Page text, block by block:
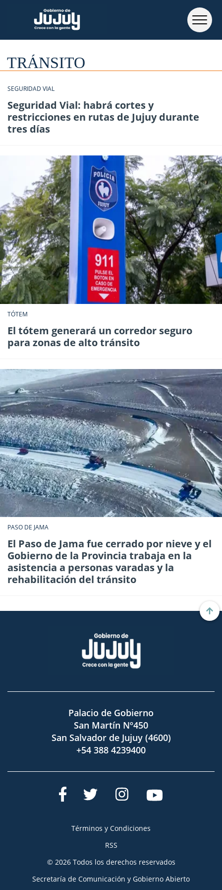
TRÁNSITO
SEGURIDAD VIAL
Seguridad Vial: habrá cortes y
restricciones en rutas de Jujuy durante
tres días
TÓTEM
El tótem generará un corredor seguro
para zonas de alto tránsito
PASO DE JAMA
El Paso de Jama fue cerrado por nieve y el
Gobierno de la Provincia trabaja en la
asistencia a personas varadas y la
rehabilitación del tránsito
Palacio de Gobierno
San Martín Nº450
San Salvador de Jujuy (4600)
+54 388 4239400
Términos y Condiciones
RSS
© 2026 Todos los derechos reservados
Secretaría de Comunicación y Gobierno Abierto